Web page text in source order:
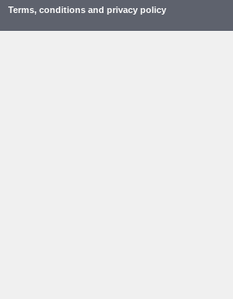
Terms, conditions and privacy policy